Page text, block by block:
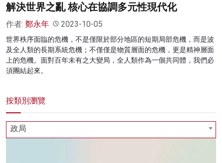
解決世界之亂 核心在協調多元性現代化
作者: 鄭永年 2023-10-05
世界秩序面臨的危機，不是僅限於部分地區的短期局部危機，而是波
及全人類的長期系統危機；不僅僅是物質層面的危機，更是精神層面
上的危機。面對百年未有之大變局，全人類作為一個共同體，我們必
須團結起來。
按類別瀏覽
政局